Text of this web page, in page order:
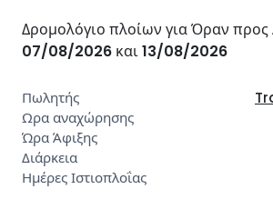
Δρομολόγιο πλοίων για Όραν προς
07/08/2026 και13/08/2026